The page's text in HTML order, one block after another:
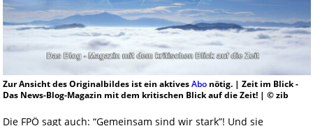
Zur Ansicht des Originalbildes ist ein aktivesAbonötig. | Zeit im Blick -
Das News-Blog-Magazin mit dem kritischen Blick auf die Zeit! | © zib
Die FPÖ sagt auch: “Gemeinsam sind wir stark”! Und sie